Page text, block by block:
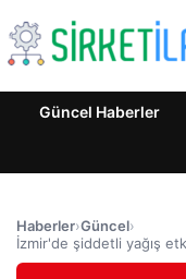
Güncel Haberler
Haberler›Güncel›
İzmir'de şiddetli yağış